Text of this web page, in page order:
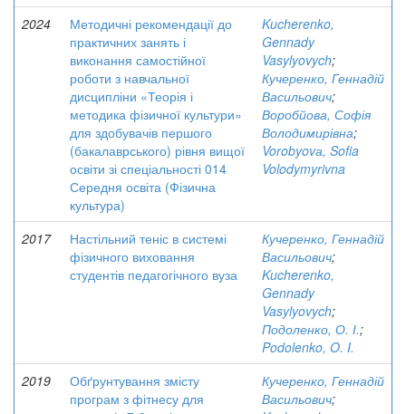
2024
Методичні рекомендації до
практичних занять і
виконання самостійної
роботи з навчальної
дисципліни «Теорія і
методика фізичної культури»
для здобувачів першого
(бакалаврського) рівня вищої
освіти зі спеціальності 014
Середня освіта (Фізична
культура)
Kucherenko,
Gennady
Vasylyovych;
Кучеренко, Геннадій
Васильович;
Воробйова, Софія
Володимирівна;
Vorobyovа, Sofia
Volodymyrivna
2017
Настільний теніс в системі
фізичного виховання
студентів педагогічного вуза
Кучеренко, Геннадій
Васильович;
Kucherenko,
Gennady
Vasylyovych;
Подоленко, О. І.;
Podolenko, O. I.
2019
Обґрунтування змісту
програм з фітнесу для
Кучеренко, Геннадій
Васильович;